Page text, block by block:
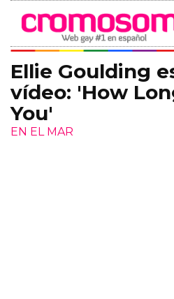
Ellie Goulding
vídeo: 'How
You'
EN EL MAR